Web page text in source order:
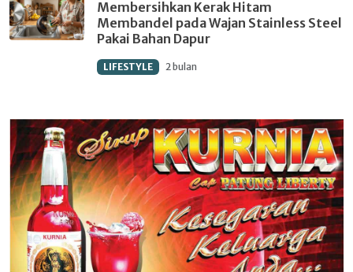
Membersihkan Kerak Hitam
Membandel pada Wajan Stainless Steel
Pakai Bahan Dapur
LIFESTYLE 2 bulan